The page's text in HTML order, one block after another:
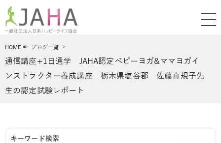
HOME ブログ一覧
通信講座+1日通学 JAHA認定ベビーヨガ&ママヨガイ
ンストラクター養成講座 栃木県塩谷郡 佐藤真規子先
生の認定試験レポート
キーワード検索